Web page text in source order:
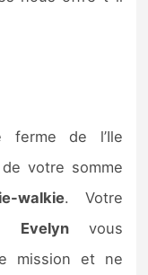
de l’Ile
votre somme
walkie. Votre
Evelynvous
mission et ne